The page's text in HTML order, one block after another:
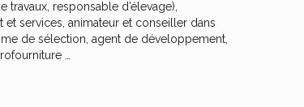
travaux, responsable d’élevage),
services, animateur et conseiller dans
de sélection, agent de développement,
…